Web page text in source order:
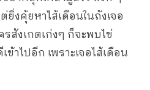
ยิ่งคุ้ยหาไส้เดือนในถังเจอ
สังเกตเก่งๆ ก็จะพบไข่
ข้าไปอีก เพราะเจอไส้เดือน